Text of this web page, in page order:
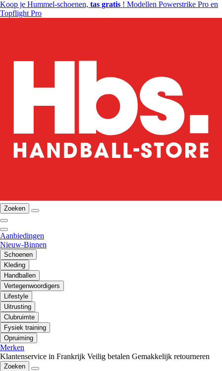
Koop je Hummel-schoenen, tas gratis ! Modellen Powerstrike Pro en
Topflight Pro
Zoeken
Aanbiedingen
Nieuw-Binnen
Schoenen
Kleding
Handballen
Vertegenwoordigers
Lifestyle
Uitrusting
Clubruimte
Fysiek training
Opruiming
Merken
Klantenservice in Frankrijk Veilig betalen Gemakkelijk retourneren
Zoeken